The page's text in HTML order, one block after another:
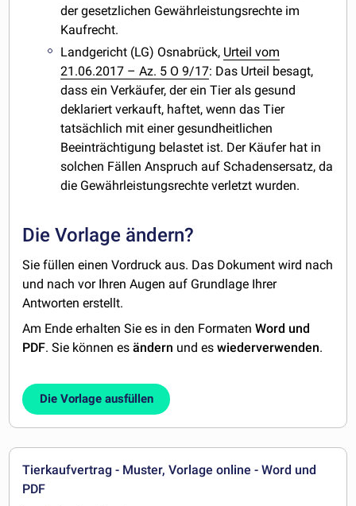
der gesetzlichen Gewährleistungsrechte im
Kaufrecht.
Landgericht (LG) Osnabrück, Urteil vom
21.06.2017 – Az. 5 O 9/17: Das Urteil besagt,
dass ein Verkäufer, der ein Tier als gesund
deklariert verkauft, haftet, wenn das Tier
tatsächlich mit einer gesundheitlichen
Beeinträchtigung belastet ist. Der Käufer hat in
solchen Fällen Anspruch auf Schadensersatz, da
die Gewährleistungsrechte verletzt wurden.
Die Vorlage ändern?
Sie füllen einen Vordruck aus. Das Dokument wird nach
und nach vor Ihren Augen auf Grundlage Ihrer
Antworten erstellt.
Am Ende erhalten Sie es in den FormatenWord und
PDF. Sie können esändern und eswiederverwenden.
Die Vorlage ausfüllen
Tierkaufvertrag - Muster, Vorlage online - Word und
PDF